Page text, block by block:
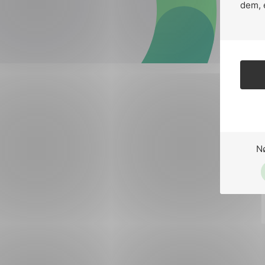
dem,
Forsvar og beredskap
Industri og automatisering
Lavspenning
Maritime elinstallasjoner